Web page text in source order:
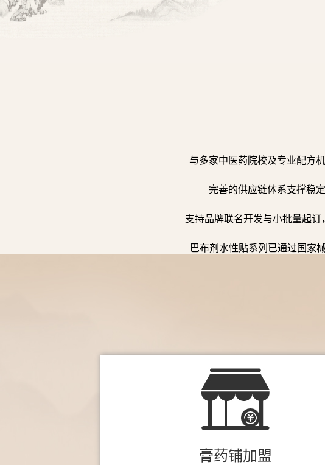
与多家中医药院校及专业配方
完善的供应链体系支撑稳
支持品牌联名开发与小批量起
巴布剂水性贴系列已通过国家
膏药铺加盟